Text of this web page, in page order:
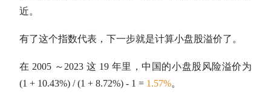
近。
有了这个指数代表，下一步就是计算小盘股溢价了。
在 2005 ～2023 这 19 年里，中国的小盘股风险溢价为
(1 + 10.43%) / (1 + 8.72%) - 1 = 1.57%。